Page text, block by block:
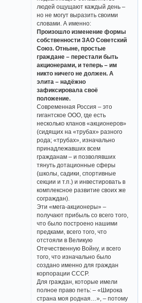
людей ощущают каждый день –
но не могут выразить своими
словами. А именно:
Произошло изменение формы
собственности ЗАО Советский
Союз. Отныне, простые
граждане – перестали быть
акционерами, и теперь – им
никто ничего не должен. А
элита – надёжно
зафиксировала своё
положение.
Современная Россия – это
гигантское ООО, где есть
несколько кланов «акционеров»
(сидящих на «трубах» разного
рода; «трубах», изначально
принадлежавших всем
гражданам – и позволявших
тянуть дотационные сферы
(школы, садики, спортивные
секции и т.п.) и инвестировать в
комплексное развитие своих же
сограждан).
Эти «мега-акционеры» –
получают прибыль со всего того,
что было построено нашими
предками, всего того, что
отстояли в Великую
Отечественную Войну, и всего
того, что изначально было
создано именно для граждан
корпорации СССР.
Для граждан, которые имели
полное право петь: – «Широка
страна моя родная…», – потому